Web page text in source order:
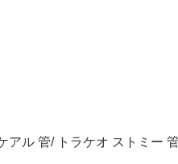
ル 管/ トラケオ ストミー